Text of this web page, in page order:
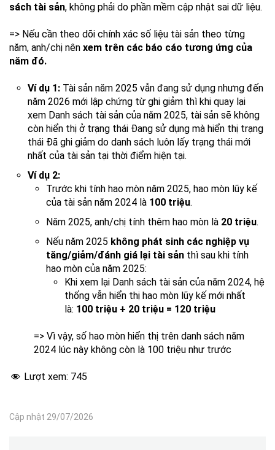
sách tài sản, không phải do phần mềm cập nhật sai dữ liệu.
=> Nếu cần theo dõi chính xác số liệu tài sản theo từng
năm, anh/chị nên xem trên các báo cáo tương ứng của
năm đó.
Ví dụ 1: Tài sản năm 2025 vẫn đang sử dụng nhưng đến
năm 2026 mới lập chứng từ ghi giảm thì khi quay lại
xem Danh sách tài sản của năm 2025, tài sản sẽ không
còn hiển thị ở trạng thái Đang sử dụng mà hiển thị trạng
thái Đã ghi giảm do danh sách luôn lấy trạng thái mới
nhất của tài sản tại thời điểm hiện tại.
Ví dụ 2:
Trước khi tính hao mòn năm 2025, hao mòn lũy kế
của tài sản năm 2024 là 100 triệu.
Năm 2025, anh/chị tính thêm hao mòn là 20 triệu.
Nếu năm 2025 không phát sinh các nghiệp vụ
tăng/giảm/đánh giá lại tài sản thì sau khi tính
hao mòn của năm 2025:
Khi xem lại Danh sách tài sản của năm 2024, hệ
thống vẫn hiển thị hao mòn lũy kế mới nhất
là: 100 triệu + 20 triệu = 120 triệu
=> Vì vậy, số hao mòn hiển thị trên danh sách năm
2024 lúc này không còn là 100 triệu như trước
Lượt xem: 745
Cập nhật 29/07/2026